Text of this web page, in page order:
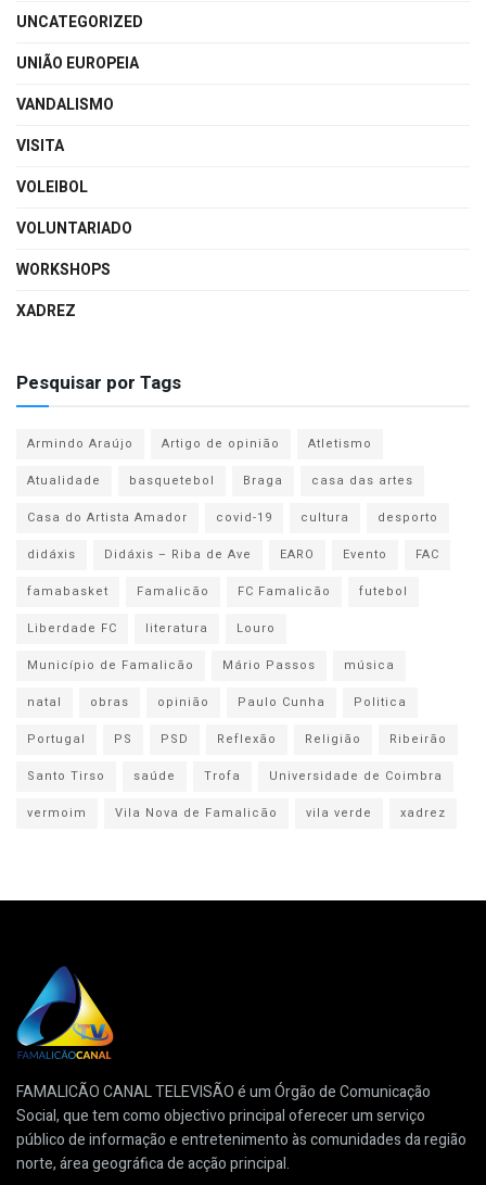
UNCATEGORIZED
UNIÃO EUROPEIA
VANDALISMO
VISITA
VOLEIBOL
VOLUNTARIADO
WORKSHOPS
XADREZ
Pesquisar por Tags
Armindo Araújo Artigo de opinião
Atletismo
Atualidade
basquetebol Braga
casa das artes
Casa do Artista Amador
covid-19 cultura
desporto
didáxis
Didáxis – Riba de Ave EARO Evento
FAC
famabasket
Famalicão FC Famalicão
futebol
Liberdade FC
literatura
Louro
Município de Famalicão
Mário Passos
música
natal
obras opinião Paulo Cunha
Politica
Portugal
PS PSD Reflexão Religião
Ribeirão
Santo Tirso
saúde Trofa
Universidade de Coimbra
vermoim
Vila Nova de Famalicão vila verde xadrez
FAMALICÃO CANAL TELEVISÃO é um Órgão de Comunicação
Social, que tem como objectivo principal oferecer um serviço
público de informação e entretenimento às comunidades da região
norte, área geográfica de acção principal.